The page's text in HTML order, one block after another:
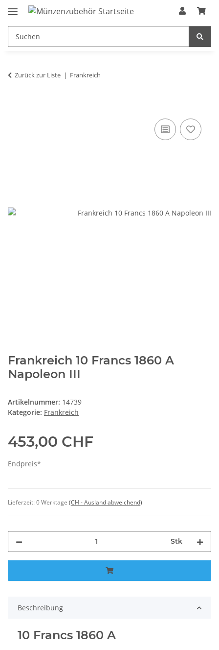
Zurück zur Liste Frankreich
Frankreich 10 Francs 1860 A
Napoleon III
Artikelnummer: 14739
Kategorie: Frankreich
453,00 CHF
Endpreis*
Lieferzeit:0 Werktage (CH - Ausland abweichend)
Stk
Beschreibung
10 Francs 1860 A